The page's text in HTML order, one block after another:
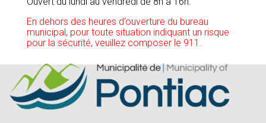
En dehors des heures d’ouverture du bureau
municipal, pour toute situation indiquant un risque
pour la sécurité, veuillez composer le 911.